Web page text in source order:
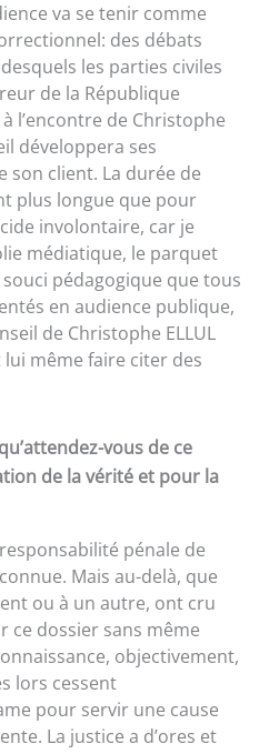
va se tenir comme
des débats
les parties civiles
de la République
l’encontre de Christophe
développera ses
son client. La durée de
plus longue que pour
involontaire, car je
médiatique, le parquet
pédagogique que tous
en audience publique,
de Christophe ELLUL
même faire citer des
vous de ce
de la vérité et pour la
pénale de
Mais au-delà, que
ou à un autre, ont cru
ce dossier sans même
objectivement,
lors cessent
pour servir une cause
La justice a d’ores et